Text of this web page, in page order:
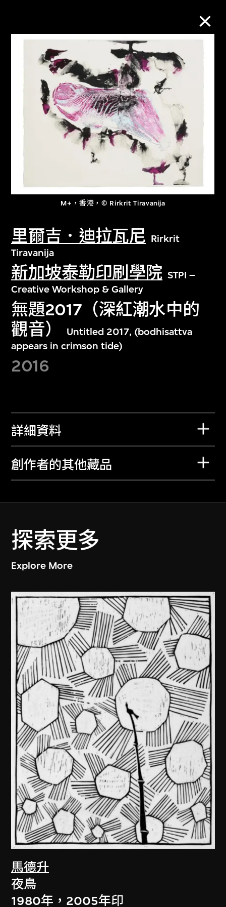
M+，香港，© Rirkrit Tiravanija
里爾吉．迪拉瓦尼 Rirkrit
Tiravanija
新加坡泰勒印刷學院 STPI –
Creative Workshop & Gallery
無題2017（深紅潮水中的
觀音）
Untitled 2017, (bodhisattva
appears in crimson tide)
2016
詳細資料
創作者的其他藏品
探索更多
Explore More
馬德升
夜鳥
1980年，2005年印
M+藏品
進一步篩選
探索世界頂級的二十及二十一世紀視覺
文化藏品。